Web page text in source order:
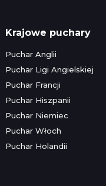
Krajowe puchary
Puchar Anglii
Puchar Ligi Angielskiej
Puchar Francji
Puchar Hiszpanii
Puchar Niemiec
Puchar Włoch
Puchar Holandii